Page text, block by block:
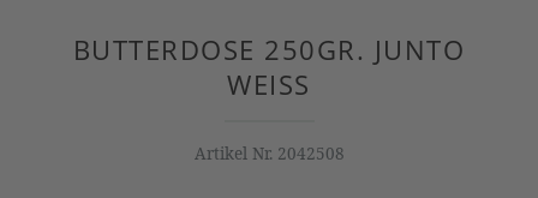
BUTTERDOSE 250GR. JUNTO
WEISS
Artikel Nr. 2042508